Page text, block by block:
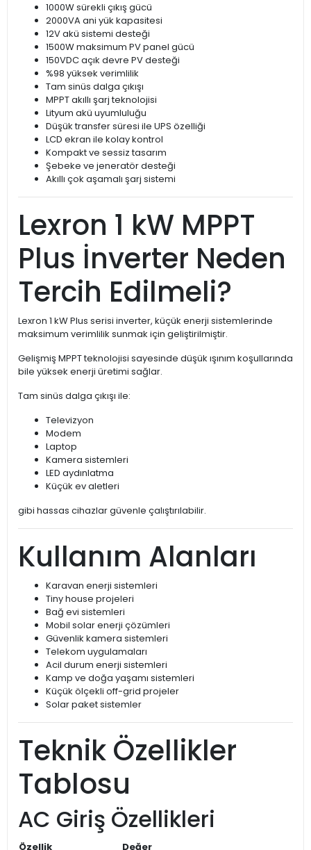
1000W sürekli çıkış gücü
2000VA ani yük kapasitesi
12V akü sistemi desteği
1500W maksimum PV panel gücü
150VDC açık devre PV desteği
%98 yüksek verimlilik
Tam sinüs dalga çıkışı
MPPT akıllı şarj teknolojisi
Lityum akü uyumluluğu
Düşük transfer süresi ile UPS özelliği
LCD ekran ile kolay kontrol
Kompakt ve sessiz tasarım
Şebeke ve jeneratör desteği
Akıllı çok aşamalı şarj sistemi
Lexron 1 kW MPPT
Plus İnverter Neden
Tercih Edilmeli?
Lexron 1 kW Plus serisi inverter, küçük enerji sistemlerinde
maksimum verimlilik sunmak için geliştirilmiştir.
Gelişmiş MPPT teknolojisi sayesinde düşük ışınım koşullarında
bile yüksek enerji üretimi sağlar.
Tam sinüs dalga çıkışı ile:
Televizyon
Modem
Laptop
Kamera sistemleri
LED aydınlatma
Küçük ev aletleri
gibi hassas cihazlar güvenle çalıştırılabilir.
Kullanım Alanları
Karavan enerji sistemleri
Tiny house projeleri
Bağ evi sistemleri
Mobil solar enerji çözümleri
Güvenlik kamera sistemleri
Telekom uygulamaları
Acil durum enerji sistemleri
Kamp ve doğa yaşamı sistemleri
Küçük ölçekli off-grid projeler
Solar paket sistemler
Teknik Özellikler
Tablosu
AC Giriş Özellikleri
Özellik Değer